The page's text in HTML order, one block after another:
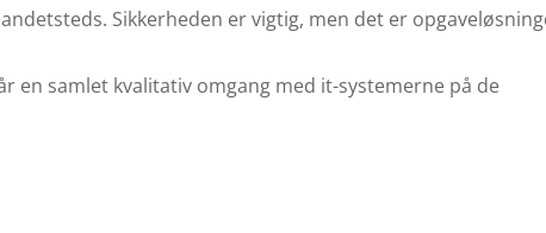
Sikkerheden er vigtig, men det er
en samlet kvalitativ omgang med it-systemerne på de